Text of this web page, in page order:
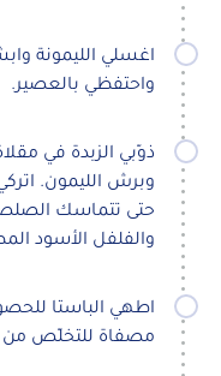
اغسلي الليمونة
واحتفظي بالعصير.
ذوّبي الزبدة في
وبرش الليمون.
حتى تتماسك
والفلفل الأسود
اطهي الباستا
مصفاة للتخلّص من